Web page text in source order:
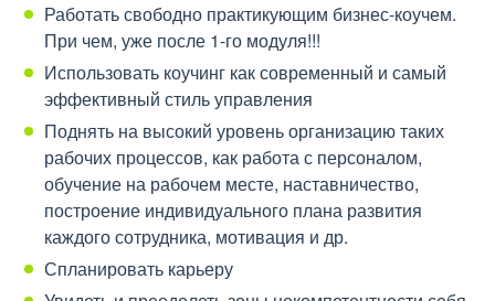
Работать свободно практикующим бизнес-коучем.
При чем, уже после 1-го модуля!!!
Использовать коучинг как современный и самый
эффективный стиль управления
Поднять на высокий уровень организацию таких
рабочих процессов, как работа с персоналом,
обучение на рабочем месте, наставничество,
построение индивидуального плана развития
каждого сотрудника, мотивация и др.
Спланировать карьеру